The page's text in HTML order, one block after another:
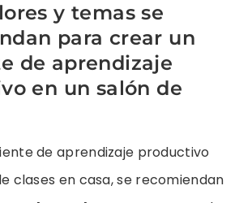
y temas se
para crear un
de aprendizaje
en un salón de
de aprendizaje productivo
clases en casa, se recomiendan